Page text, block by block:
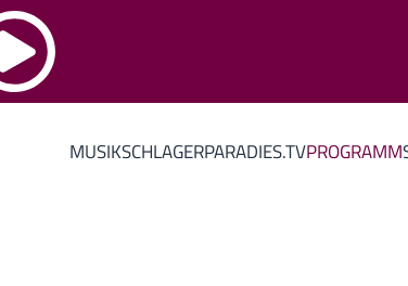
MUSIKSCHLAGERPARADIES.TVPROGRAMM